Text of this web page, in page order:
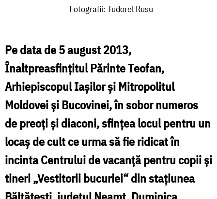
Fotografii: Tudorel Rusu
Pe data de 5 august 2013,
Înaltpreasfințitul Părinte Teofan,
Arhiepiscopul Iaşilor şi Mitropolitul
Moldovei şi Bucovinei, în sobor numeros
de preoți și diaconi, sfințea locul pentru un
locaș de cult ce urma să fie ridicat în
incinta Centrului de vacanţă pentru copii şi
tineri „Vestitorii bucuriei“ din staţiunea